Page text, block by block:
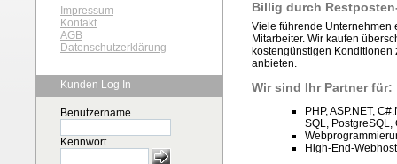
Impressum
Kontakt
AGB
Datenschutzerklärung
Kunden Log In
Benutzername
Kennwort
Billig durch
Viele führende Unternehmen
Mitarbeiter. Wir kaufen
kostengünstigen Konditionen
anbieten.
Wir sind Ihr Partner für:
PHP, ASP.NET,
SQL, PostgreSQL,
High-End-